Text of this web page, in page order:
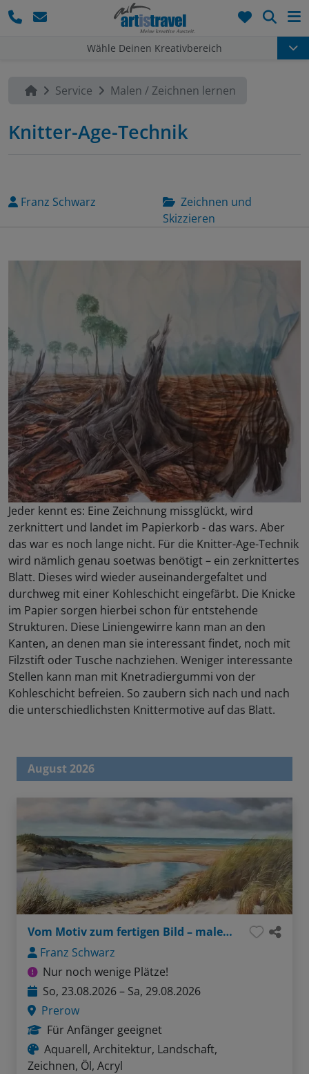
Wähle Deinen Kreativbereich
Service Malen / Zeichnen lernen
Knitter-Age-Technik
Franz Schwarz
Zeichnen und
Skizzieren
Jeder kennt es: Eine Zeichnung missglückt, wird
zerknittert und landet im Papierkorb - das wars. Aber
das war es noch lange nicht. Für die Knitter-Age-Technik
wird nämlich genau soetwas benötigt – ein zerknittertes
Blatt. Dieses wird wieder auseinandergefaltet und
durchweg mit einer Kohleschicht eingefärbt. Die Knicke
im Papier sorgen hierbei schon für entstehende
Strukturen. Diese Liniengewirre kann man an den
Kanten, an denen man sie interessant findet, noch mit
Filzstift oder Tusche nachziehen. Weniger interessante
Stellen kann man mit Knetradiergummi von der
Kohleschicht befreien. So zaubern sich nach und nach
die unterschiedlichsten Knittermotive auf das Blatt.
August 2026
Vom Motiv zum fertigen Bild – malerisches Prerow
Franz Schwarz
Nur noch wenige Plätze!
So, 23.08.2026 – Sa, 29.08.2026
Prerow
Für Anfänger geeignet
Aquarell, Architektur, Landschaft,
Zeichnen, Öl, Acryl